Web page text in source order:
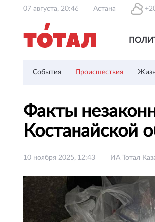
07 августа, 20:46 Астана
События Происшествия
Факты
Костанайской
10 ноября 2025, 12:43 ИА Тотал